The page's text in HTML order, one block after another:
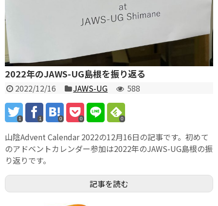
2022年のJAWS-UG島根を振り返る
2022/12/16 JAWS-UG 588
1 1 0 0 0
山陰Advent Calendar 2022の12月16日の記事です。初めて
のアドベントカレンダー参加は2022年のJAWS-UG島根の振
り返りです。
記事を読む